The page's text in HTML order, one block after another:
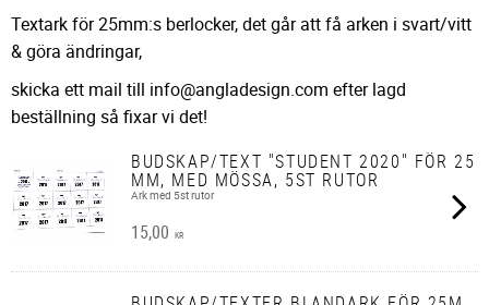
Textark för 25mm:s berlocker, det går att få arken i svart/vitt
& göra ändringar,
skicka ett mail till info@angladesign.com efter lagd
beställning så fixar vi det!
BUDSKAP/TEXT "STUDENT 2020" FÖR 25
MM, MED MÖSSA, 5ST RUTOR
Ark med 5st rutor
15,00 KR